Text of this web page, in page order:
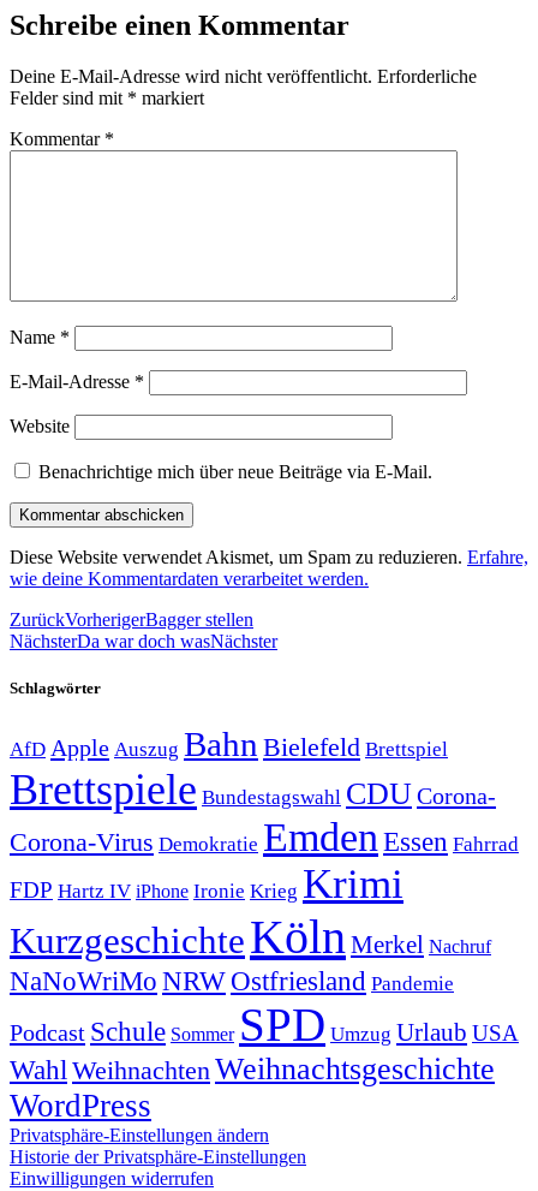
Schreibe einen Kommentar
Deine E-Mail-Adresse wird nicht veröffentlicht. Erforderliche
Felder sind mit * markiert
Kommentar *
Name *
E-Mail-Adresse *
Website
Benachrichtige mich über neue Beiträge via E-Mail.
Diese Website verwendet Akismet, um Spam zu reduzieren. Erfahre,
wie deine Kommentardaten verarbeitet werden.
ZurückVorherigerBagger stellen
NächsterDa war doch wasNächster
Schlagwörter
AfD Apple Auszug Bahn Bielefeld Brettspiel
Brettspiele Bundestagswahl CDUCorona-
Corona-Virus Demokratie Emden Essen Fahrrad
FDP Hartz IV iPhone Ironie Krieg Krimi
KurzgeschichteKölnMerkel Nachruf
NaNoWriMo NRWOstfriesland Pandemie
Podcast Schule Sommer SPD Umzug Urlaub USA
WahlWeihnachtenWeihnachtsgeschichte
WordPress
Privatsphäre-Einstellungen ändern
Historie der Privatsphäre-Einstellungen
Einwilligungen widerrufen